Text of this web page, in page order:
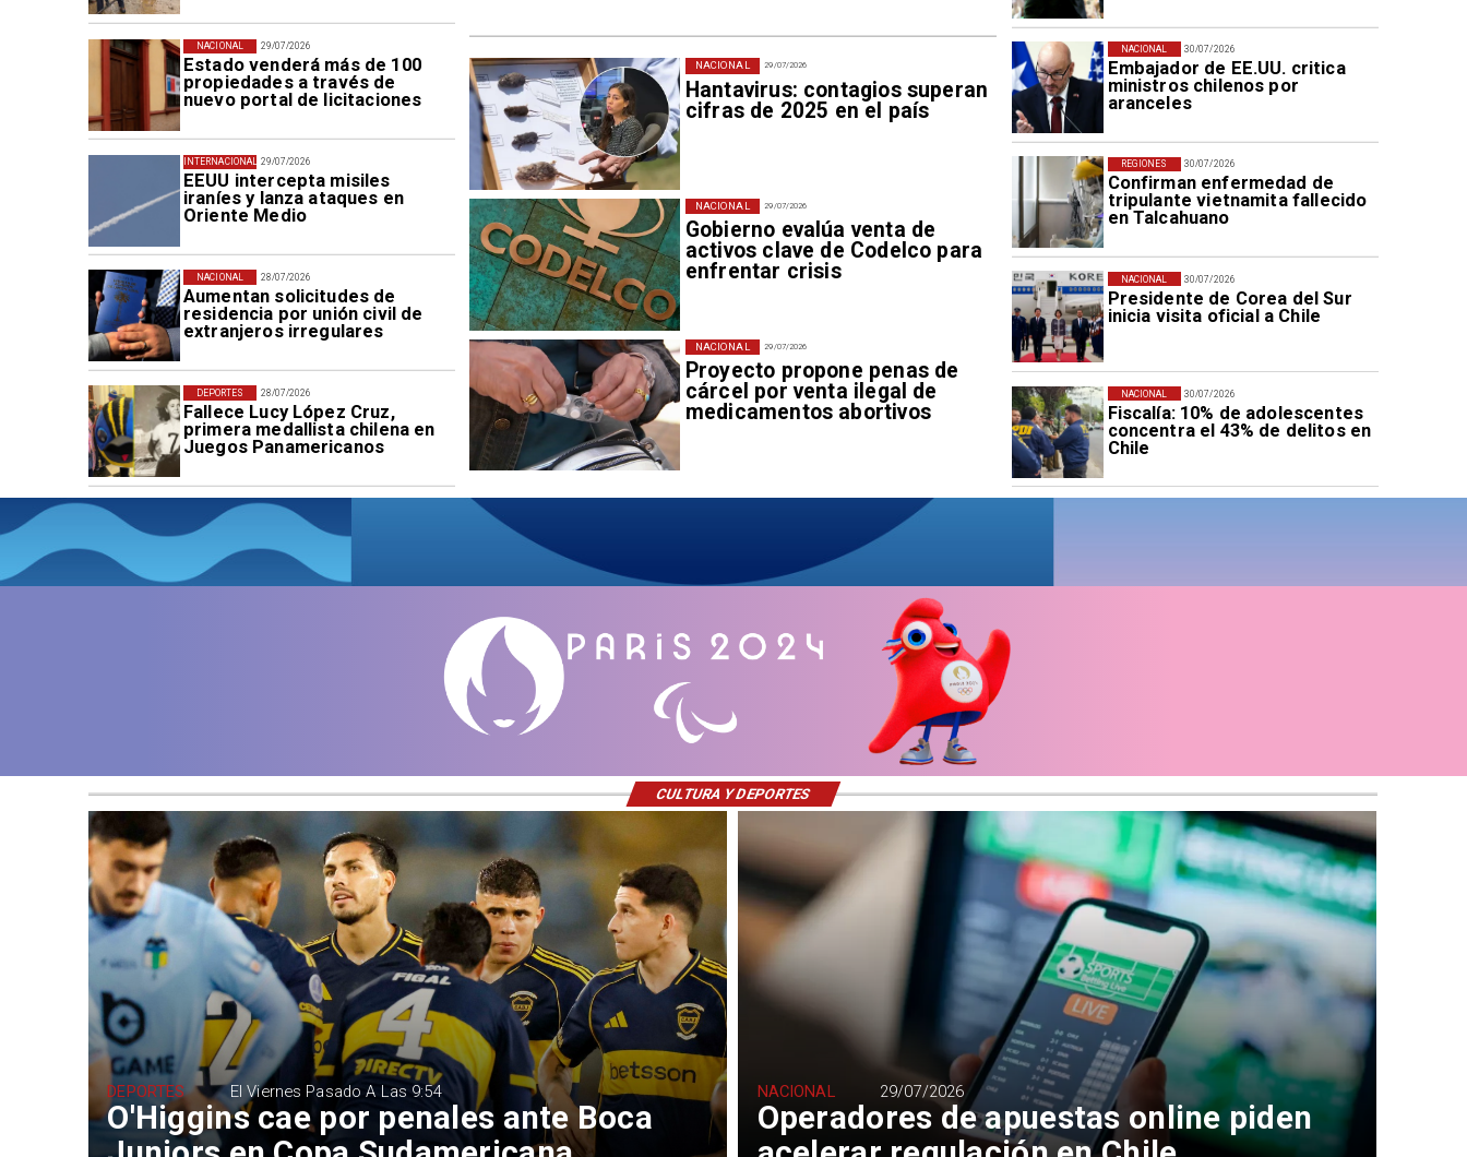
30/07/2026
Embajador de EE.UU. critica
ministros chilenos por
aranceles
NACIONAL
30/07/2026
Confirman enfermedad de
tripulante vietnamita fallecido
en Talcahuano
REGIONES
30/07/2026
Presidente de Corea del Sur
inicia visita oficial a Chile
NACIONAL
30/07/2026
Fiscalía: 10% de adolescentes
concentra el 43% de delitos en
Chile
NACIONAL
29/07/2026
Estado venderá más de 100
propiedades a través de
nuevo portal de licitaciones
NACIONAL
29/07/2026
EEUU intercepta misiles
iraníes y lanza ataques en
Oriente Medio
INTERNACIONAL
28/07/2026
Aumentan solicitudes de
residencia por unión civil de
extranjeros irregulares
NACIONAL
28/07/2026
Fallece Lucy López Cruz,
primera medallista chilena en
Juegos Panamericanos
DEPORTES
29/07/2026
Hantavirus: contagios superan
cifras de 2025 en el país
NACIONAL
29/07/2026
Gobierno evalúa venta de
activos clave de Codelco para
enfrentar crisis
NACIONAL
29/07/2026
Proyecto propone penas de
cárcel por venta ilegal de
medicamentos abortivos
NACIONAL
O'Higgins cae por penales ante Boca
DEPORTES El Viernes Pasado A Las 9:54
Operadores de apuestas online piden
NACIONAL 29/07/2026
CULTURA Y DEPORTES